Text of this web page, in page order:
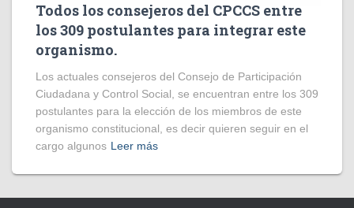
Todos los consejeros del CPCCS entre
los 309 postulantes para integrar este
organismo.
Los actuales consejeros del Consejo de Participación
Ciudadana y Control Social, se encuentran entre los 309
postulantes para la elección de los miembros de este
organismo constitucional, es decir quieren seguir en el
cargo algunos Leer más